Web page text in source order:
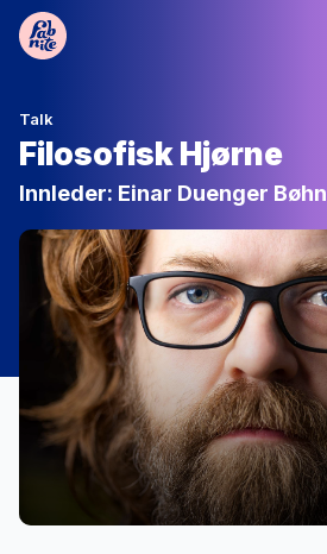
Talk
Filosofisk Hjørne
Innleder: Einar Duenger Bøhn